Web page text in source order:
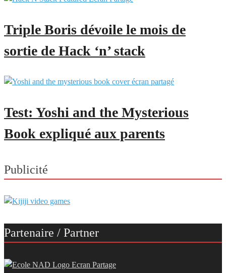
Triple Boris dévoile le mois de
sortie de Hack ‘n’ stack
Test: Yoshi and the Mysterious
Book expliqué aux parents
Publicité
Partenaire / Partner